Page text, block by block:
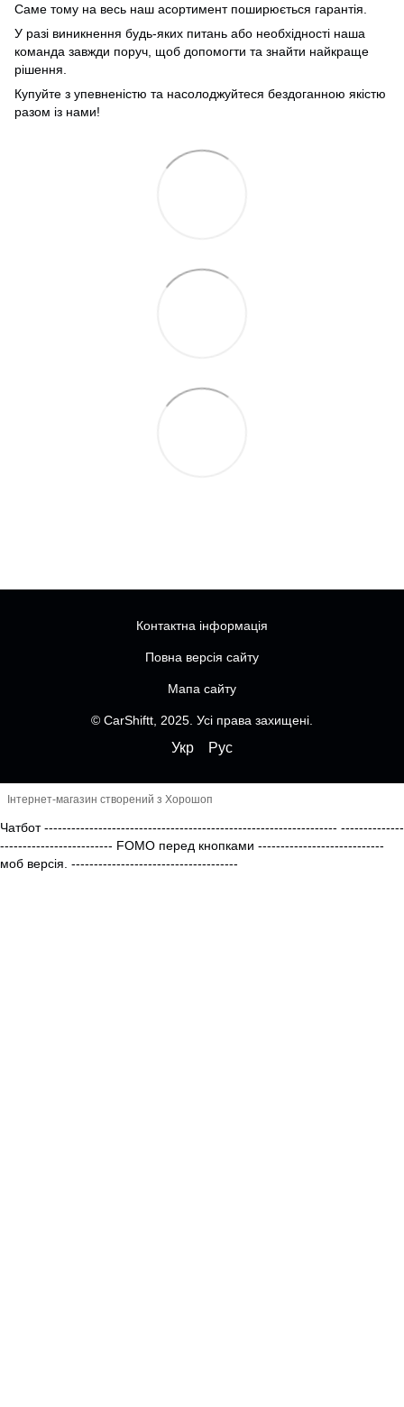
Саме тому на весь наш асортимент поширюється гарантія.
У разі виникнення будь-яких питань або необхідності наша
команда завжди поруч, щоб допомогти та знайти найкраще
рішення.
Купуйте з упевненістю та насолоджуйтеся бездоганною якістю
разом із нами!
Контактна інформація
Повна версія сайту
Мапа сайту
© CarShiftt, 2025. Усі права захищені.
Укр Рус
Інтернет-магазин створений з Хорошоп
Чатбот----------------------------------------------------------------- --------------
------------------------- FOMO перед кнопками ----------------------------
моб версія. -------------------------------------